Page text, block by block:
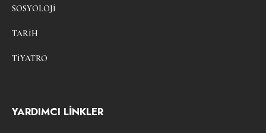
SOSYOLOJI
TARIH
TIYATRO
YARDIMCI LİNKLER